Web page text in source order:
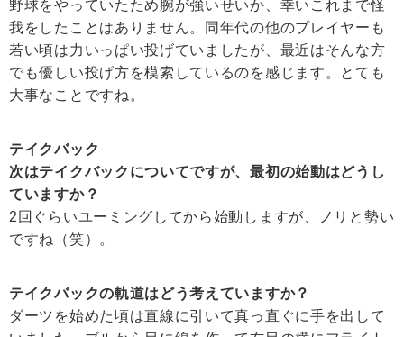
野球をやっていたため腕が強いせいか、幸いこれまで怪
我をしたことはありません。同年代の他のプレイヤーも
若い頃は力いっぱい投げていましたが、最近はそんな方
でも優しい投げ方を模索しているのを感じます。とても
大事なことですね。
テイクバック
次はテイクバックについてですが、最初の始動はどうし
ていますか？
2回ぐらいユーミングしてから始動しますが、ノリと勢い
ですね（笑）。
テイクバックの軌道はどう考えていますか？
ダーツを始めた頃は直線に引いて真っ直ぐに手を出して